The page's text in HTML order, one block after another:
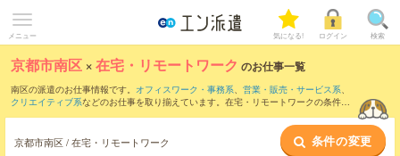
メニュー 気になる! ログイン 検索
京都市南区 ×在宅・リモートワーク のお仕事一覧
南区の派遣のお仕事情報です。 オフィスワーク・事務系、 営業・販売・サービス系、
クリエイティブ系などのお仕事を取り揃えています。在宅・リモートワークの条件の
京都市南区 / 在宅・リモートワーク 条件の変更